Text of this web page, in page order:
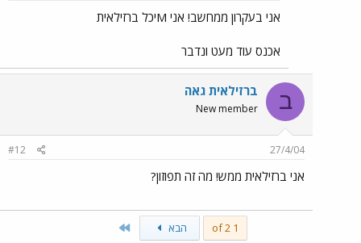
אני בעקרון ממחשב! אני Mיכל ברזילאית
אכנס עוד מעט ונדבר
ב ברזילאית גאה
New member
27/4/04
#12
אני ברזילאית ממש! מה זה תפוזון?
1 of 2 הבא